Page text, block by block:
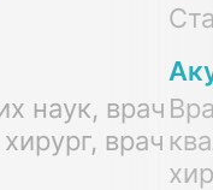
наук, врач
врач